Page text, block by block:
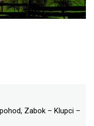
Zabok – Klupci –